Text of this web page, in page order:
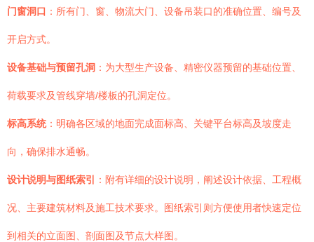
门窗洞口 ：所有门、窗、物流大门、设备吊装口的准确位置、编号及
开启方式。
设备基础与预留孔洞 ：为大型生产设备、精密仪器预留的基础位置、
荷载要求及管线穿墙/楼板的孔洞定位。
标高系统：明确各区域的地面完成面标高、关键平台标高及坡度走
向，确保排水通畅。
设计说明与图纸索引 ：附有详细的设计说明，阐述设计依据、工程概
况、主要建筑材料及施工技术要求。图纸索引则方便使用者快速定位
到相关的立面图、剖面图及节点大样图。